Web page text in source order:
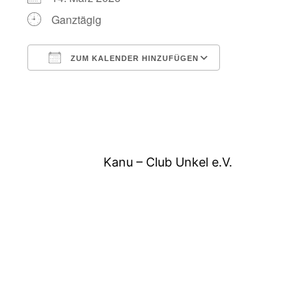
Ganztägig
ZUM KALENDER HINZUFÜGEN
Kanu – Club Unkel e.V.